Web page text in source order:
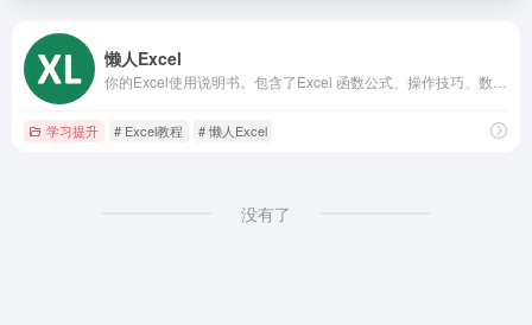
懒人Excel
学习提升 # Excel教程 # 懒人Excel
没有了